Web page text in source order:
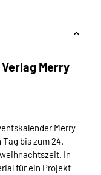
Merry
Merry
bis zum 24.
In
für ein Projekt